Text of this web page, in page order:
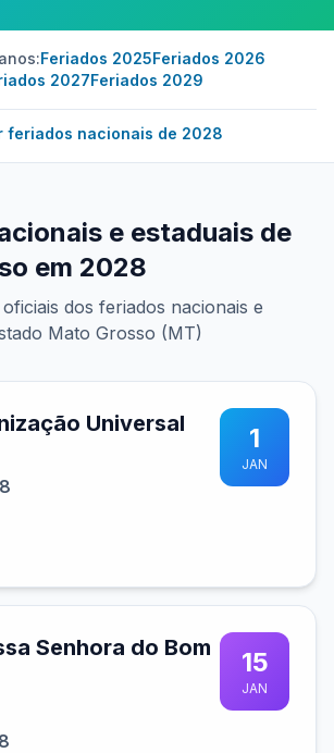
Feriados 2025Feriados 2026
2027Feriados 2029
feriados nacionais de 2028
e estaduais de
em 2028
dos feriados nacionais e
Mato Grosso (MT)
Universal 1
JAN
Senhora do Bom
15
JAN